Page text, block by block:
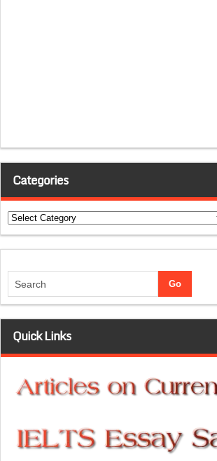
Categories
Categories
Quick Links